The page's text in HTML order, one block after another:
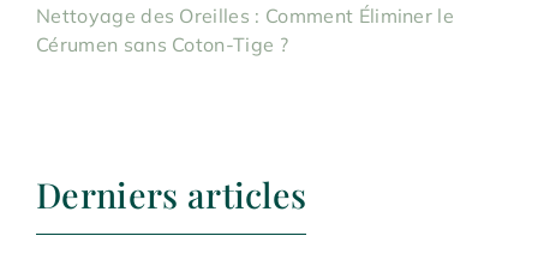
Nettoyage des Oreilles : Comment Éliminer le
Cérumen sans Coton-Tige ?
Derniers articles